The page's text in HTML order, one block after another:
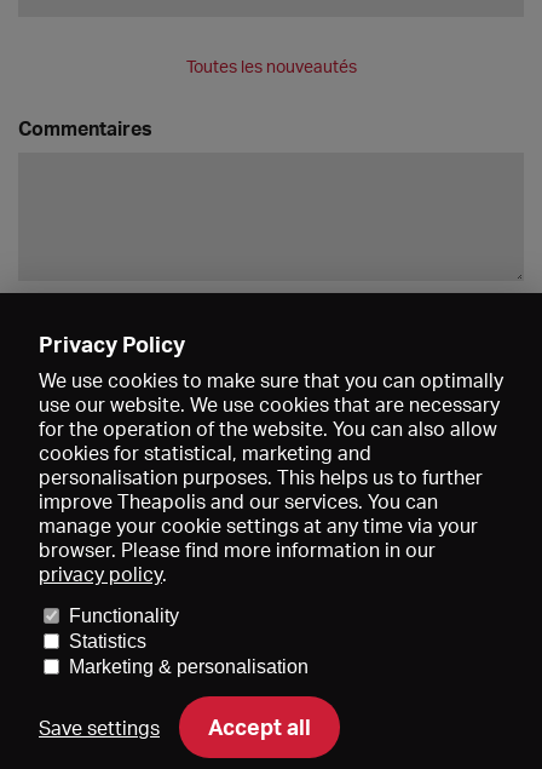
Toutes les nouveautés
Commentaires
Données médiatiques
Conditions générales de vente
Contact
Aide Newsletter
Privacy Policy
We use cookies to make sure that you can optimally
use our website. We use cookies that are necessary
for the operation of the website. You can also allow
cookies for statistical, marketing and
personalisation purposes. This helps us to further
improve Theapolis and our services. You can
manage your cookie settings at any time via your
browser. Please find more information in our
privacy policy.
Functionality
Statistics
Marketing & personalisation
Save settings Accept all